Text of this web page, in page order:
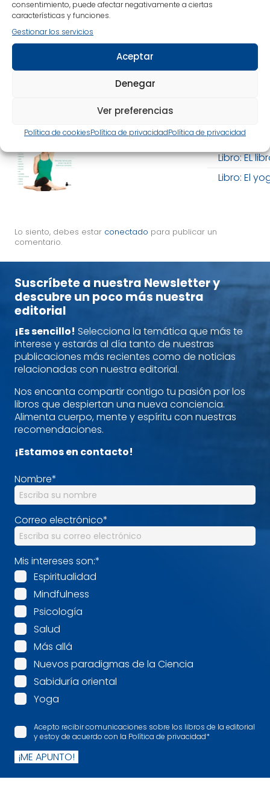
consentimiento, puede afectar negativamente a ciertas
características y funciones.
Gestionar los servicios
Aceptar
Denegar
Ver preferencias
Política de cookiesPolítica de privacidadPolítica de privacidad
Imágenes relacionadas
Libro: La
Libro: EL
Libro: El
Lo siento, debes estar conectado para publicar un
comentario.
Suscríbete a nuestra Newsletter y
descubre un poco más nuestra
editorial
¡Es sencillo! Selecciona la temática que más te
interese y estarás al día tanto de nuestras
publicaciones más recientes como de noticias
relacionadas con nuestra editorial.
Nos encanta compartir contigo tu pasión por los
libros que despiertan una nueva conciencia.
Alimenta cuerpo, mente y espíritu con nuestras
recomendaciones.
¡Estamos en contacto!
Nombre*
Correo electrónico*
Mis intereses son:*
Espiritualidad
Mindfulness
Psicología
Salud
Más allá
Nuevos paradigmas de la Ciencia
Sabiduría oriental
Yoga
Acepto recibir comunicaciones sobre los libros de la editorial
y estoy de acuerdo con la Política de privacidad*
¡ME APUNTO!